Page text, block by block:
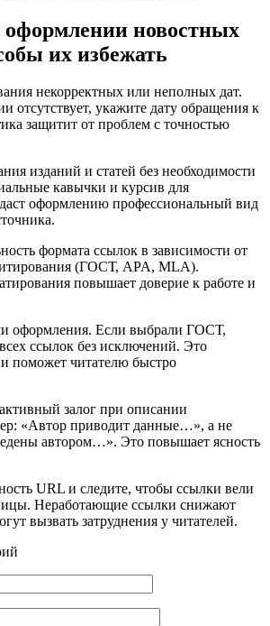
новостных
их избежать
некорректных или неполных дат.
отсутствует, укажите дату обращения к
защитит от проблем с точностью
изданий и статей без необходимости
кавычки и курсив для
оформлению профессиональный вид
формата ссылок в зависимости от
(ГОСТ, APA, MLA).
повышает доверие к работе и
оформления. Если выбрали ГОСТ,
ссылок без исключений. Это
поможет читателю быстро
залог при описании
«Автор приводит данные…», а не
автором…». Это повышает ясность
URL и следите, чтобы ссылки вели
Неработающие ссылки снижают
вызвать затруднения у читателей.